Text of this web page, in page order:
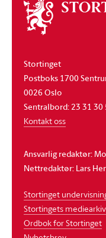
Om
stortinget
Stortinget
Postboks 1700
0026 Oslo
Sentralbord: 23 31 30
Kontakt oss
Ansvarlig redaktør:
Nettredaktør: Lars
Stortinget
Stortingets mediearkiv
Ordbok for Stortinget